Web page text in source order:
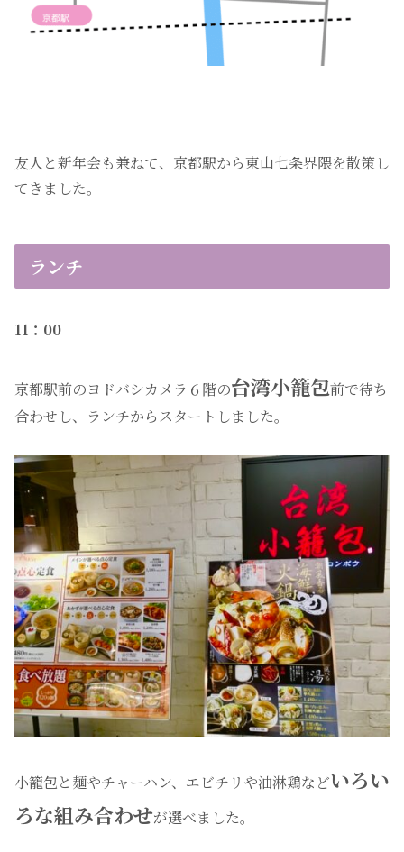
友人と新年会も兼ねて、京都駅から東山七条界隈を散策し
てきました。
ランチ
11：00
京都駅前のヨドバシカメラ６階の台湾小籠包前で待ち
合わせし、ランチからスタートしました。
小籠包と麺やチャーハン、エビチリや油淋鶏などいろい
ろな組み合わせが選べました。